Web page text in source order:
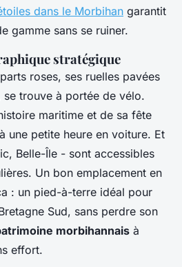
dans le Morbihan garantit
gamme sans se ruiner.
stratégique
roses, ses ruelles pavées
trouve à portée de vélo.
maritime et de sa fête
une petite heure en voiture. Et
Belle-Île - sont accessibles
Un bon emplacement en
: un pied-à-terre idéal pour
Sud, sans perdre son
morbihannais à
effort.